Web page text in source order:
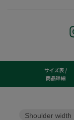
サイズ表 /
商品詳細
Shoulder width